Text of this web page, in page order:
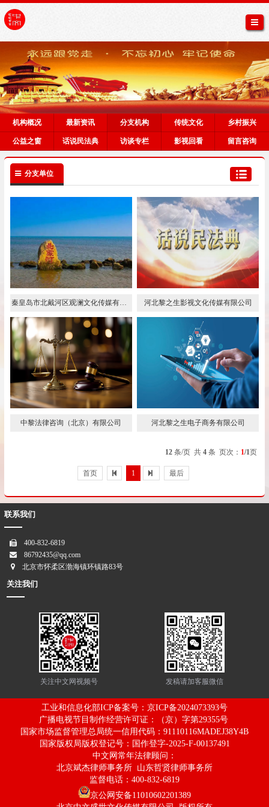
机构概况 最新资讯 分支机构 传统文化 乡村振兴
公益之窗 话说民法典 访谈专栏 影视回看 留言咨询
分支单位
秦皇岛市北戴河区观澜文化传媒有限公司 河北黎之生影视文化传媒有限公司
中黎法律咨询（北京）有限公司 河北黎之生电子商务有限公司
12 条/页 共4 条 页次： 1/1页
首页 1 最后
联系我们
400-832-6819
86792435@qq.com
北京市怀柔区渤海镇环镇路83号
关注我们
关注中文网视频号 发稿请加客服微信
工业和信息化部ICP备案号： 京ICP备2024073393号
广播电视节目制作经营许可证：（京）字第29355号
国家市场监督管理总局统一信用代码：91110116MADEJ38Y4B
国家版权局版权登记号：国作登字-2025-F-00137491
中文网常年法律顾问：
北京斌杰律师事务所 山东哲贤律师事务所
监督电话：400-832-6819
京公网安备11010602201389